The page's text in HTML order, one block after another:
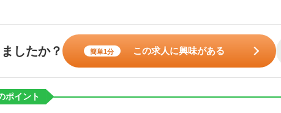
したか？ 簡単1分 この求人に興味がある
ポイント